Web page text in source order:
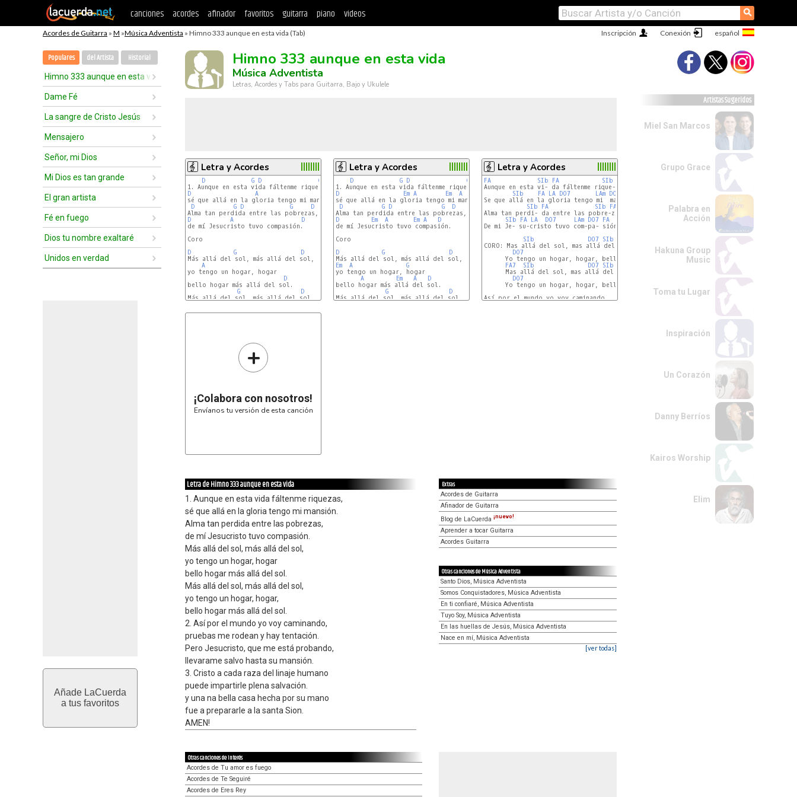
canciones acordes afinador favoritos guitarra piano videos ⚲
Acordes de Guitarra » M »Música Adventista » Himno 333 aunque en esta vida (Tab) Conexión
Inscripción
Populares del Artista Historial
Himno 333 aunque en esta vida
Dame Fé
La sangre de Cristo Jesús
Mensajero
Señor, mi Dios
Mi Dios es tan grande
El gran artista
Fé en fuego
Dios tu nombre exaltaré
Unidos en verdad
Añade LaCuerda
a tus favoritos
Himno 333 aunque en esta vida
Música Adventista
Letras, Acordes y Tabs para Guitarra, Bajo y Ukulele
Letra y Acordes
D G D G
D
A
sé que allá en la gloria tengo mi mansión.
D
G D G
D
D
A
D
de mí Jesucristo tuvo compasión.
Coro
D
G
D
Más allá del sol, más allá del sol,
A
yo tengo un hogar, hogar
D
bello hogar más allá del sol.
G
D
Más allá del sol, más allá del sol,
Letra y Acordes
D G D G
D
Em A Em A
sé que allá en la gloria tengo mi mansión.
D
G D G
D
D
Em A Em A
D
de mí Jesucristo tuvo compasión.
Coro
D
G
D
Em
A
G
yo tengo un hogar, hogar
A
Em A
D
bello hogar más allá del sol.
G
D
Letra y Acordes
FA SIb FA SIb
Aunque en esta vi- da fáltenme rique-zas
SIb
FA LA DO7 LAm DO7
Se que allá en la gloria tengo mi  man-sión
SIb
FA SIb
FA
Alma tan perdi- da entre las pobre-zas
SIb FA LA DO7 LAm DO7
FA
De mi Je- su-cristo tuvo com-pa- sión
SIb
DO7 SIb
CORO: Mas allá del sol, mas allá del sol
DO7
DO7
FA
      Yo tengo un hogar, hogar, bello hogar mas allá del sol
FA7
SIb DO7 SIb
      Mas allá del sol, mas allá del sol
DO7
      Yo tengo un hogar, hogar, bello hogar mas allá del sol
Así por el mundo yo voy caminando
+
¡Colabora con nosotros!
Envíanos tu versión de esta canción
Letra de Himno 333 aunque en esta vida
1. Aunque en esta vida fáltenme riquezas,
sé que allá en la gloria tengo mi mansión.
Alma tan perdida entre las pobrezas,
de mí Jesucristo tuvo compasión.
Más allá del sol, más allá del sol,
yo tengo un hogar, hogar
bello hogar más allá del sol.
Más allá del sol, más allá del sol,
yo tengo un hogar, hogar,
bello hogar más allá del sol.
2. Así por el mundo yo voy caminando,
pruebas me rodean y hay tentación.
Pero Jesucristo, que me está probando,
llevarame salvo hasta su mansión.
3. Cristo a cada raza del linaje humano
puede impartirle plena salvación.
y una na bella casa hecha por su mano
fue a prepararle a la santa Sion.
AMEN!
Extras
Acordes de Guitarra
Afinador de Guitarra
Blog de LaCuerda ¡nuevo!
Aprender a tocar Guitarra
Acordes Guitarra
Otras canciones de Música Adventista
Santo Dios, Música Adventista
Somos Conquistadores, Música Adventista
En ti confiaré, Música Adventista
Tuyo Soy, Música Adventista
En las huellas de Jesús, Música Adventista
Nace en mí, Música Adventista
[ver todas]
Otras canciones de interés
Acordes de Tu amor es fuego
Acordes de Te Seguiré
Acordes de Eres Rey
Artistas Sugeridos
Miel San Marcos
Grupo Grace
Palabra en
Acción
Hakuna Group
Music
Toma tu Lugar
Inspiración
Un Corazón
Danny Berríos
Kairos Worship
Elim